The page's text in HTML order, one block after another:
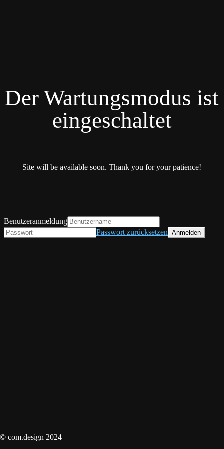
Der Wartungsmodus ist
eingeschaltet
Site will be available soon. Thank you for your patience!
© com.design 2024
Benutzeranmeldung
Passwort zurücksetzen